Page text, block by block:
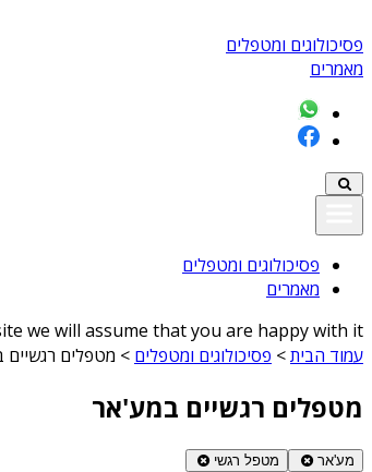
פסיכולוגים ומטפלים
מאמרים
פסיכולוגים ומטפלים
מאמרים
we will assume that you are happy with it
עמוד הבית> פסיכולוגים ומטפלים > מטפלים
מטפלים רגשיים במע'אר
מע'אר מטפל רגשי